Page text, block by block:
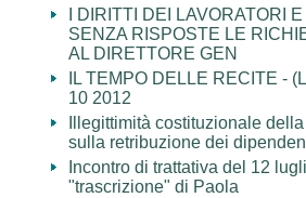
I DIRITTI DEI LAVORATORI
SENZA RISPOSTE LE
AL DIRETTORE GEN
IL TEMPO DELLE RECITE -
10 2012
Illegittimità costituzionale
sulla retribuzione dei
Incontro di trattativa del 12
"trascrizione" di Paola